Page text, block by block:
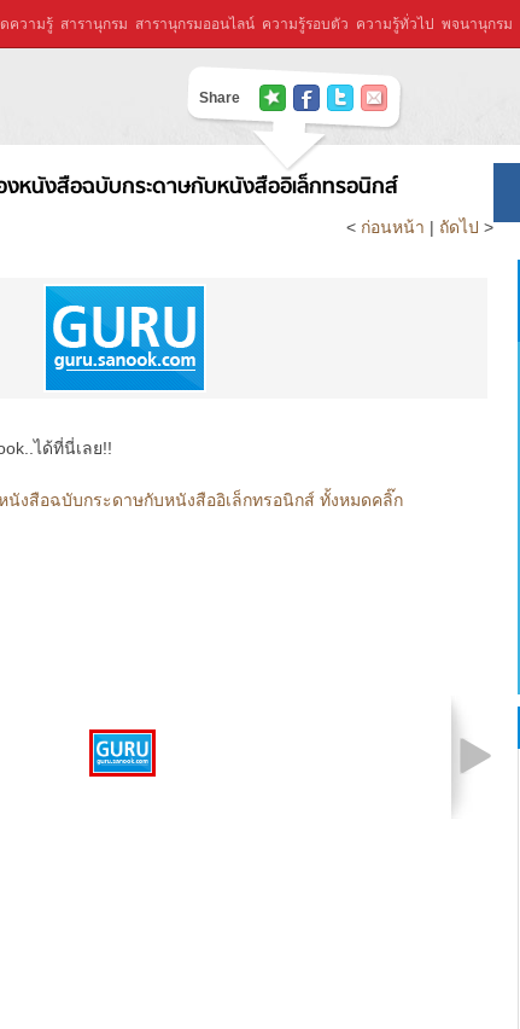
ดความรู้ สารานุกรม สารานุกรมออนไลน์ ความรู้รอบตัว ความรู้ทั่วไป พจนานุกรม
Share
งหนังสือฉบับกระดาษกับหนังสืออิเล็กทรอนิกส์
< ก่อนหน้า | ถัดไป >
ได้ที่นี่เลย!!
นังสือฉบับกระดาษกับหนังสืออิเล็กทรอนิกส์ ทั้งหมดคลิ๊ก